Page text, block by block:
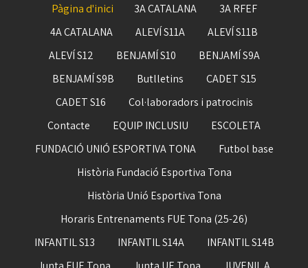
Pàgina d'inici
3A CATALANA
3A RFEF
4A CATALANA
ALEVÍ S11A
ALEVÍ S11B
ALEVÍ S12
BENJAMÍ S10
BENJAMÍ S9A
BENJAMÍ S9B
Butlletins
CADET S15
CADET S16
Col·laboradors i patrocinis
Contacte
EQUIP INCLUSIU
ESCOLETA
FUNDACIÓ UNIÓ ESPORTIVA TONA
Futbol base
Història Fundació Esportiva Tona
Història Unió Esportiva Tona
Horaris Entrenaments FUE Tona (25-26)
INFANTIL S13
INFANTIL S14A
INFANTIL S14B